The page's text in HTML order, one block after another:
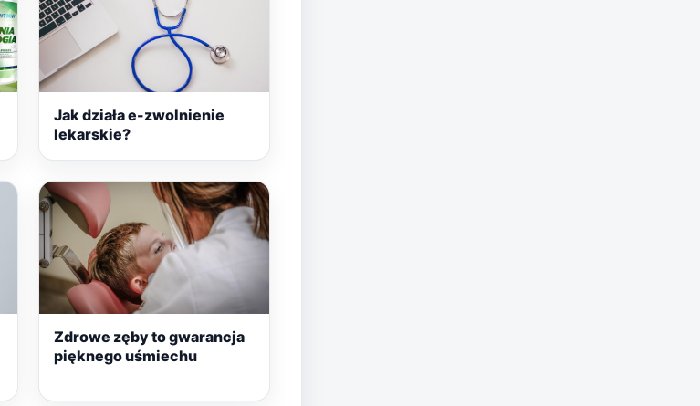
Jak działa e-zwolnienie
lekarskie?
Zdrowe zęby to gwarancja
pięknego uśmiechu